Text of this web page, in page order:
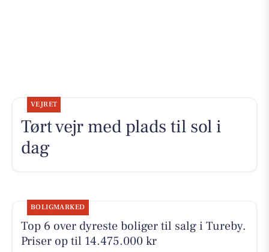
VEJRET
Tørt vejr med plads til sol i
dag
BOLIGMARKED
Top 6 over dyreste boliger til salg i Tureby.
Priser op til 14.475.000 kr